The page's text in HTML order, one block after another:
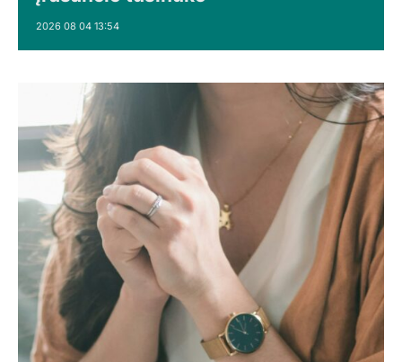
2026 08 04 13:54